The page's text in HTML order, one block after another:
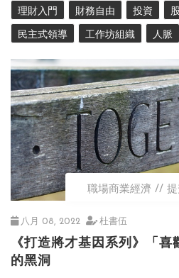
影片專區
理財入門 財務自由 投資
民主式領導 工作坊組織 人脈
職場商業經濟
八月 08, 2022 杜書伍
《打造將才基因系列》「
的黑洞